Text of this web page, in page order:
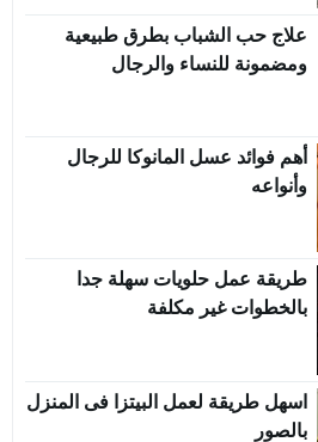
علاج حب الشباب بطرق طبيعية
ومضمونة للنساء والرجال
أهم فوائد عسل المانوكا للرجال
وأنواعه
طريقة عمل حلويات سهلة جدا
بالخطوات غير مكلفة
اسهل طريقة لعمل البيتزا فى المنزل
بالصور